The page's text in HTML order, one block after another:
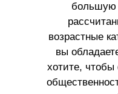
большую
возрастные
вы
хотите, чтобы